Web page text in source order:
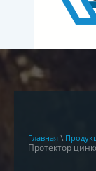
Главная \
Протектор